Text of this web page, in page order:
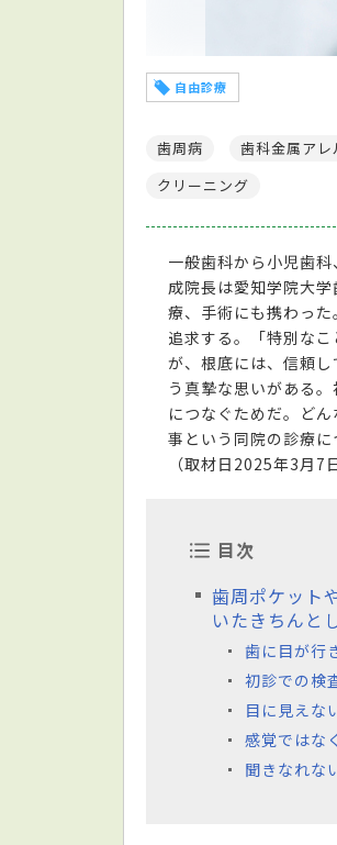
自由診療
歯周病 歯科金属アレ
クリーニング
一般歯科から小児歯
成院長は愛知学院大
療、手術にも携わっ
追求する。「特別な
が、根底には、信頼
う真摯な思いがある
につなぐためだ。ど
事という同院の診療に
（取材日2025年3月7
目次
歯周ポケット
いたきちんと
歯に目が行
初診での検
目に見えな
感覚ではな
聞きなれな